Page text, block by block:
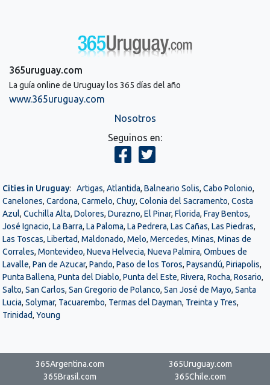
365uruguay.com
La guía online de Uruguay los 365 días del año
www.365uruguay.com
Nosotros
Seguinos en:
Cities in Uruguay: Artigas, Atlantida, Balneario Solis, Cabo Polonio,
Canelones, Cardona, Carmelo, Chuy, Colonia del Sacramento, Costa
Azul, Cuchilla Alta, Dolores, Durazno, El Pinar, Florida, Fray Bentos,
José Ignacio, La Barra, La Paloma, La Pedrera, Las Cañas, Las Piedras,
Las Toscas, Libertad, Maldonado, Melo, Mercedes, Minas, Minas de
Corrales, Montevideo, Nueva Helvecia, Nueva Palmira, Ombues de
Lavalle, Pan de Azucar, Pando, Paso de los Toros, Paysandú, Piriapolis,
Punta Ballena, Punta del Diablo, Punta del Este, Rivera, Rocha, Rosario,
Salto, San Carlos, San Gregorio de Polanco, San José de Mayo, Santa
Lucia, Solymar, Tacuarembo, Termas del Dayman, Treinta y Tres,
Trinidad, Young
365Argentina.com
365Uruguay.com
365Brasil.com
365Chile.com